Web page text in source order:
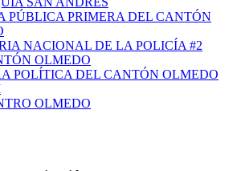
PÚBLICA PRIMERA DEL CANTÓN
NACIONAL DE LA POLICÍA #2
OLMEDO
POLÍTICA DEL CANTÓN OLMEDO
OLMEDO